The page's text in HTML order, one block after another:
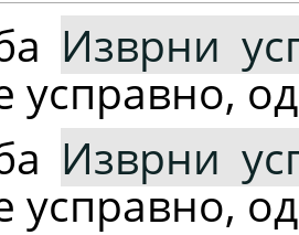
Изврни
усправно,
Изврни
усправно,